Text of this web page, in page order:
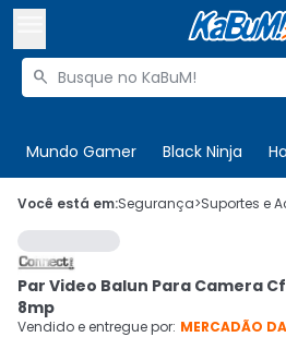
Buscar produtos

Mundo Gamer Black Ninja
 Olá. Acesse sua conta
 Departamentos
Cupons
CADASTRE-
Você está em:Segurança>Suportes e
Par Video Balun Para Camera
8mp
Vendido e entregue por: MERCADÃO